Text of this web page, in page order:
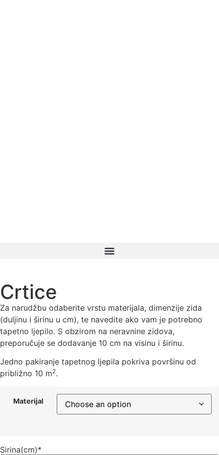
Crtice
Za narudžbu odaberite vrstu materijala, dimenzije zida
(duljinu i širinu u cm), te navedite ako vam je potrebno
tapetno ljepilo. S obzirom na neravnine zidova,
preporučuje se dodavanje 10 cm na visinu i širinu.
Jedno pakiranje tapetnog ljepila pokriva površinu od
približno 10 m2.
Materijal
Sirina(cm)*